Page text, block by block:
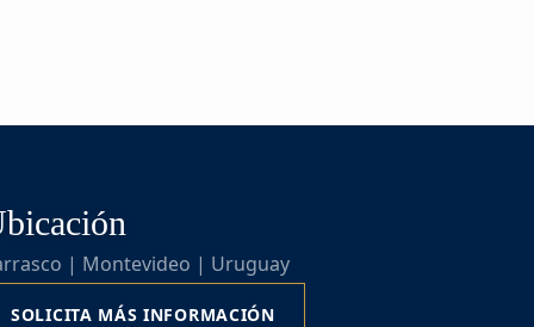
| Montevideo | Uruguay
SOLICITA MÁS INFORMACIÓN